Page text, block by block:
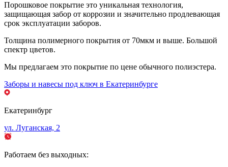
Порошковое покрытие это уникальная технология,
защищающая забор от коррозии и значительно продлевающая
срок эксплуатации заборов.
Толщина полимерного покрытия от 70мкм и выше. Большой
спектр цветов.
Мы предлагаем это покрытие по цене обычного полиэстера.
Заборы и навесы под ключ в Екатеринбурге
Екатеринбург
ул. Луганская, 2
Работаем без выходных: